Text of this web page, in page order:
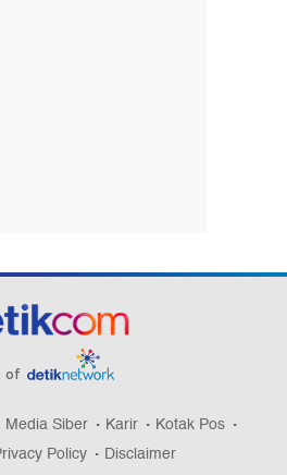
of
Media Siber Karir
Kotak Pos
Policy Disclaimer